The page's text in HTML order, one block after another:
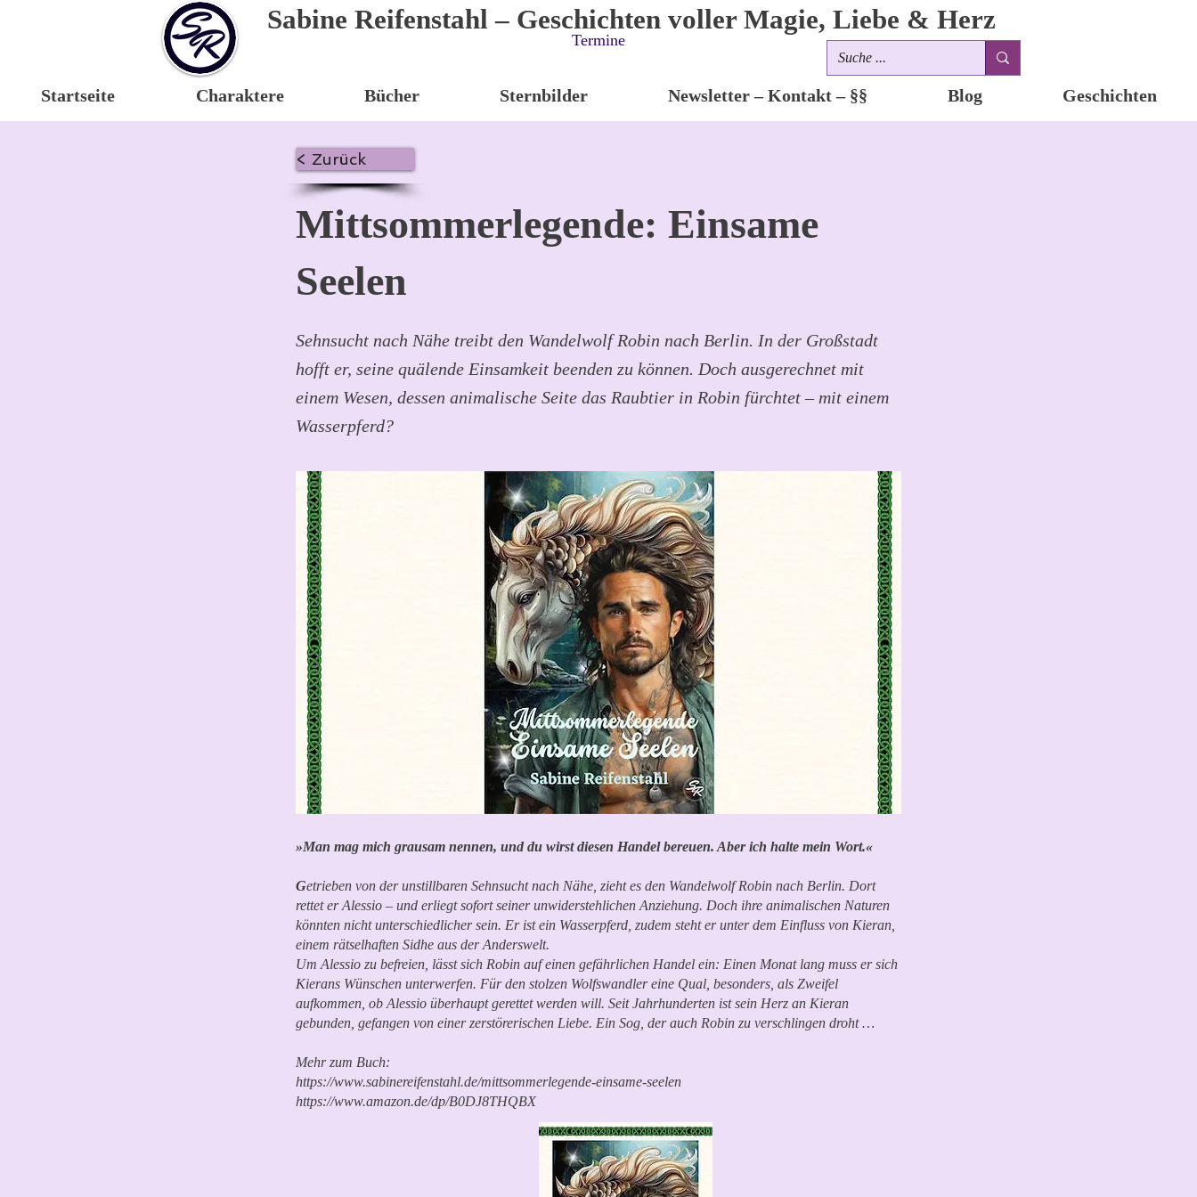
Sabine Reifenstahl – Geschichten voller Magie, Liebe & Herz
Termine
Startseite Charaktere Bücher Sternbilder Newsletter – Kontakt – §§ Blog Geschichten
< Zurück
Mittsommerlegende: Einsame
Seelen
Sehnsucht nach Nähe treibt den Wandelwolf Robin nach Berlin. In der Großstadt
hofft er, seine quälende Einsamkeit beenden zu können. Doch ausgerechnet mit
einem Wesen, dessen animalische Seite das Raubtier in Robin fürchtet – mit einem
Wasserpferd?
»Man mag mich grausam nennen, und du wirst diesen Handel bereuen. Aber ich halte mein Wort.«
Getrieben von der unstillbaren Sehnsucht nach Nähe, zieht es den Wandelwolf Robin nach Berlin. Dort
rettet er Alessio – und erliegt sofort seiner unwiderstehlichen Anziehung. Doch ihre animalischen Naturen
könnten nicht unterschiedlicher sein. Er ist ein Wasserpferd, zudem steht er unter dem Einfluss von Kieran,
einem rätselhaften Sidhe aus der Anderswelt.
Um Alessio zu befreien, lässt sich Robin auf einen gefährlichen Handel ein: Einen Monat lang muss er sich
Kierans Wünschen unterwerfen. Für den stolzen Wolfswandler eine Qual, besonders, als Zweifel
aufkommen, ob Alessio überhaupt gerettet werden will. Seit Jahrhunderten ist sein Herz an Kieran
gebunden, gefangen von einer zerstörerischen Liebe. Ein Sog, der auch Robin zu verschlingen droht …
Mehr zum Buch:
https://www.sabinereifenstahl.de/mittsommerlegende-einsame-seelen
https://www.amazon.de/dp/B0DJ8THQBX